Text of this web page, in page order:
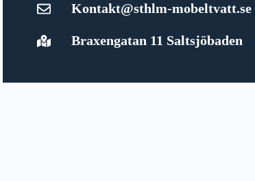
Kontakt@sthlm-mobeltvatt.se
Braxengatan 11 Saltsjöbaden